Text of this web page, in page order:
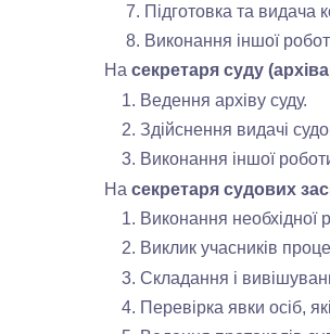
7. Підготовка та видача
8. Виконання іншої
На секретаря суду
1. Ведення архіву суду.
2. Здійснення видачі
3. Виконання іншої
На секретаря судових
1. Виконання необхідної
2. Виклик учасників
3. Складання і
4. Перевірка явки осіб,